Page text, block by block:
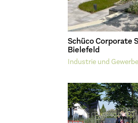
Schüco Corporate
Bielefeld
Industrie und Gewerbe